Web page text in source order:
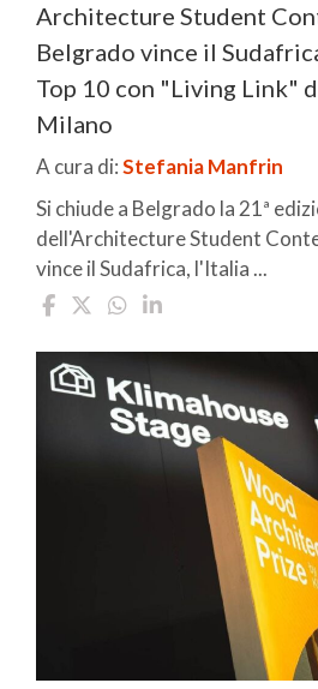
Architecture Student
Belgrado vince il
Top 10 con "Living Link"
Milano
A cura di:Stefania Manfrin
Si chiude a Belgrado la 21ª
dell'Architecture Student
vince il Sudafrica, l'Italia ...